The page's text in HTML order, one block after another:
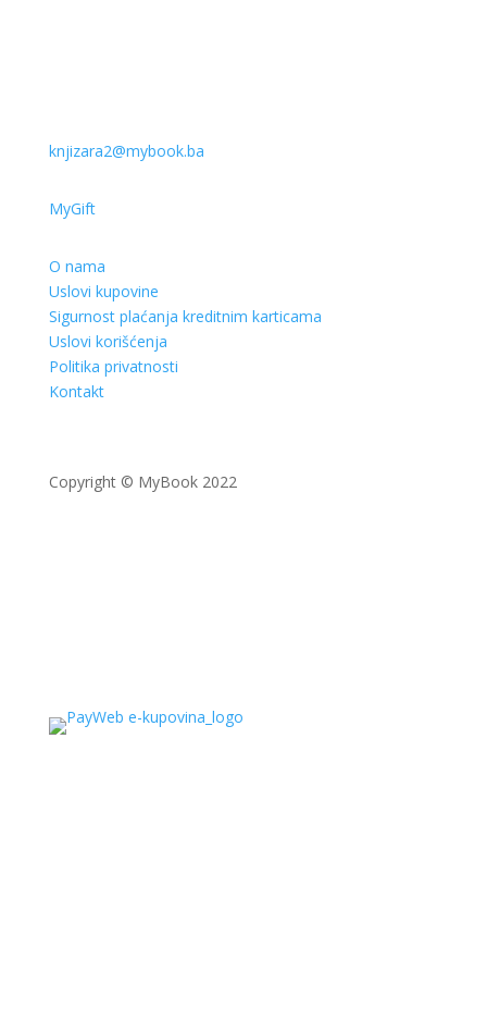
knjizara2@mybook.ba
MyGift
O nama
Uslovi kupovine
Sigurnost plaćanja kreditnim karticama
Uslovi korišćenja
Politika privatnosti
Kontakt
Copyright © MyBook 2022